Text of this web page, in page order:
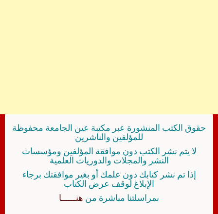
حقوق الكتب المنشورة عبر مكتبة عين الجامعة محفوظة
للمؤلفين والناشرين
لا يتم نشر الكتب دون موافقة المؤلفين ومؤسسات
النشر والمجلات والدوريات العلمية
إذا تم نشر كتابك دون علمك أو بغير موافقتك برجاء
الإبلاغ لوقف عرض الكتاب
بمراسلتنا مباشرة من هنــــــا